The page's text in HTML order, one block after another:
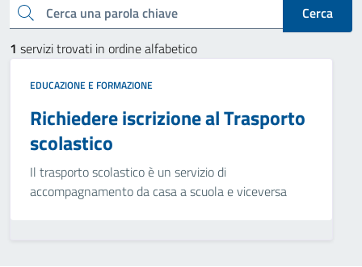
Cerca una parola chiave
Cerca
1 servizi trovati in ordine alfabetico
EDUCAZIONE E FORMAZIONE
Richiedere iscrizione al Trasporto
scolastico
Il trasporto scolastico è un servizio di
accompagnamento da casa a scuola e viceversa